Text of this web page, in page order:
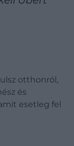
otthonról,
és
esetleg fel